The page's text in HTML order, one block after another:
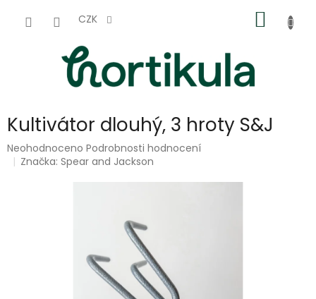
CZK
KOŠÍK
Kultivátor dlouhý, 3 hroty S&J
Průměrné
hodnocení
Neohodnoceno Podrobnosti hodnocení
Značka:Spear and Jackson